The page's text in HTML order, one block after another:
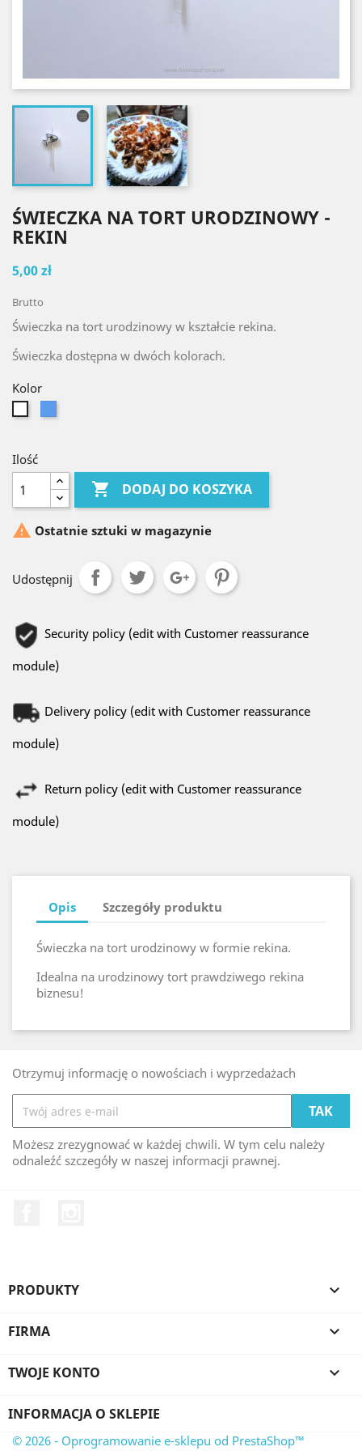
ŚWIECZKA NA TORT URODZINOWY -
REKIN
5,00 zł
Brutto
Świeczka na tort urodzinowy w kształcie rekina.
Świeczka dostępna w dwóch kolorach.
Kolor
Ilość
 DODAJ DO KOSZYKA
 Ostatnie sztuki w magazynie
Udostępnij
Security policy (edit with Customer reassurance
module)
Delivery policy (edit with Customer reassurance
module)
Return policy (edit with Customer reassurance
module)
Opis Szczegóły produktu
Świeczka na tort urodzinowy w formie rekina.
Idealna na urodzinowy tort prawdziwego rekina
biznesu!
Otrzymuj informację o nowościach i wyprzedażach
Możesz zrezygnować w każdej chwili. W tym celu należy
odnaleźć szczegóły w naszej informacji prawnej.
PRODUKTY 
FIRMA 
TWOJE KONTO 
INFORMACJA O SKLEPIE
© 2026 - Oprogramowanie e-sklepu od PrestaShop™